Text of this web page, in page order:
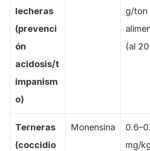
lecheras
(prevenci
ón
acidosis/t
impanism
o)
g/ton
(al
Terneras
(coccidio
Monensina
mg/